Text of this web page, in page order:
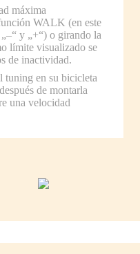
máxima
WALK (en este
y „+“) o girando la
límite visualizado se
de inactividad.
tuning en su bicicleta
de montarla
una velocidad